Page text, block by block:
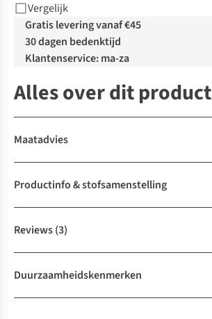
Vergelijk
Gratis levering vanaf €45
30 dagen bedenktijd
Klantenservice: ma-za
Alles over dit product
Maatadvies
Productinfo & stofsamenstelling
Reviews(3)
Duurzaamheidskenmerken